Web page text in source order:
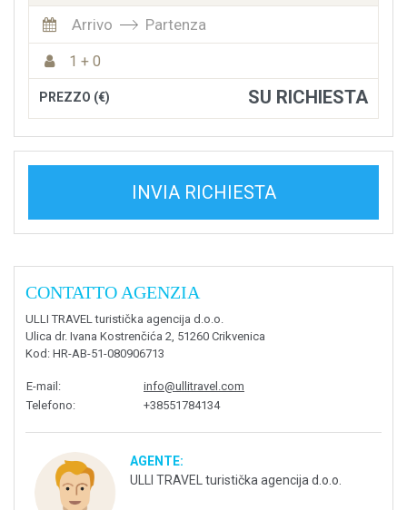
Arrivo Partenza
1 + 0
PREZZO (€) SU RICHIESTA
INVIA RICHIESTA
CONTATTO AGENZIA
ULLI TRAVEL turistička agencija d.o.o.
Ulica dr. Ivana Kostrenčića 2, 51260 Crikvenica
Kod : HR-AB-51-080906713
E-mail :
info@ullitravel.com
Telefono: +38551784134
AGENTE:
ULLI TRAVEL turistička agencija d.o.o.